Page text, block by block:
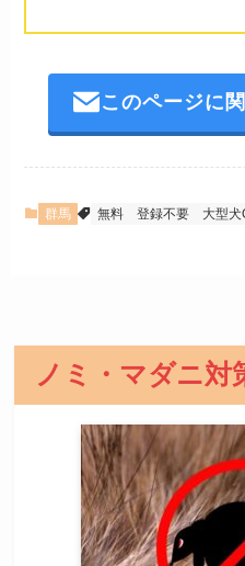
このページに
群馬 無料 登録不要 大型犬
ノミ・マダニ対